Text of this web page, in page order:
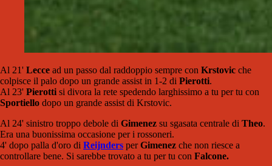
Al 21' Lecce ad un passo dal raddoppio sempre con Krstovic che
colpisce il palo dopo un grande assist in 1-2 di Pierotti.
Al 23' Pierotti si divora la rete spedendo larghissimo a tu per tu con
Sportiello dopo un grande assist di Krstovic.
Al 24' sinistro troppo debole di Gimenez su sgasata centrale di Theo.
Era una buonissima occasione per i rossoneri.
4' dopo palla d'oro di Reijnders perGimenez che non riesce a
controllare bene. Si sarebbe trovato a tu per tu con Falcone.